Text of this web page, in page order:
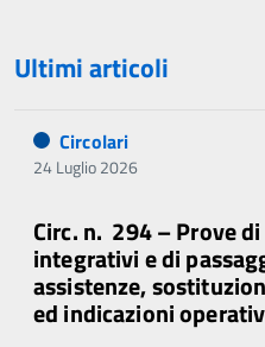
Ultimi articoli
Circolari
24 Luglio 2026
Circ. n. 294 – Prove
integrativi e di
assistenze,
ed indicazioni